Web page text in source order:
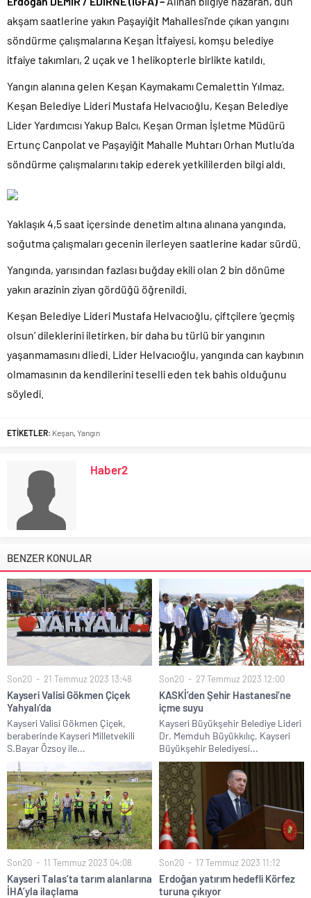
akşam saatlerine yakın Paşayiğit Mahallesi’nde çıkan yangını
söndürme çalışmalarına Keşan İtfaiyesi, komşu belediye
itfaiye takımları, 2 uçak ve 1 helikopterle birlikte katıldı.
Yangın alanına gelen Keşan Kaymakamı Cemalettin Yılmaz,
Keşan Belediye Lideri Mustafa Helvacıoğlu, Keşan Belediye
Lider Yardımcısı Yakup Balcı, Keşan Orman İşletme Müdürü
Ertunç Canpolat ve Paşayiğit Mahalle Muhtarı Orhan Mutlu’da
söndürme çalışmalarını takip ederek yetkililerden bilgi aldı.
Yaklaşık 4,5 saat içersinde denetim altına alınana yangında,
soğutma çalışmaları gecenin ilerleyen saatlerine kadar sürdü.
Yangında, yarısından fazlası buğday ekili olan 2 bin dönüme
yakın arazinin ziyan gördüğü öğrenildi.
Keşan Belediye Lideri Mustafa Helvacıoğlu, çiftçilere ‘geçmiş
olsun’ dileklerini iletirken, bir daha bu türlü bir yangının
yaşanmamasını dliedi. Lider Helvacıoğlu, yangında can kaybının
olmamasının da kendilerini teselli eden tek bahis olduğunu
söyledi.
ETİKETLER: Keşan Yangın
Haber2
BENZER KONULAR
Son20 21 Temmuz 2023 13:48
Kayseri Valisi Gökmen Çiçek
Yahyalı’da
Kayseri Valisi Gökmen Çiçek,
beraberinde Kayseri Milletvekili
S.Bayar Özsoy ile...
Son20 27 Temmuz 2023 12:00
KASKİ’den Şehir Hastanesi’ne
içme suyu
Kayseri Büyükşehir Belediye Lideri
Dr. Memduh Büyükkılıç, Kayseri
Büyükşehir Belediyesi...
Son20 11 Temmuz 2023 04:08
Kayseri Talas’ta tarım alanlarına
İHA’yla ilaçlama
Son20 17 Temmuz 2023 11:12
Erdoğan yatırım hedefli Körfez
turuna çıkıyor